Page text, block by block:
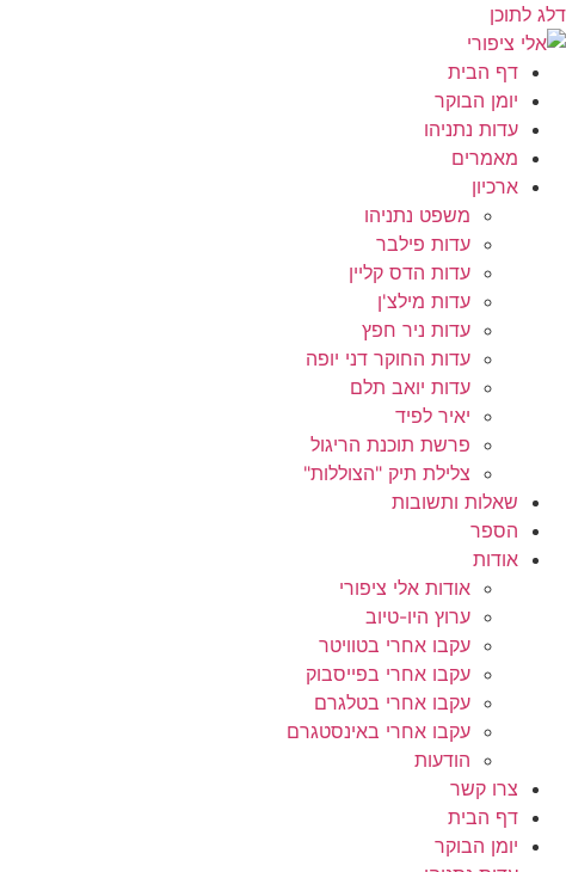
דלג לתוכן
דף הבית
יומן הבוקר
עדות נתניהו
מאמרים
ארכיון
משפט נתניהו
עדות פילבר
עדות הדס קליין
עדות מילצ'ן
עדות ניר חפץ
עדות החוקר דני יופה
עדות יואב תלם
יאיר לפיד
פרשת תוכנת הריגול
צלילת תיק "הצוללות"
שאלות ותשובות
הספר
אודות
אודות אלי ציפורי
ערוץ היו-טיוב
עקבו אחרי בטוויטר
עקבו אחרי בפייסבוק
עקבו אחרי בטלגרם
עקבו אחרי באינסטגרם
הודעות
צרו קשר
דף הבית
יומן הבוקר